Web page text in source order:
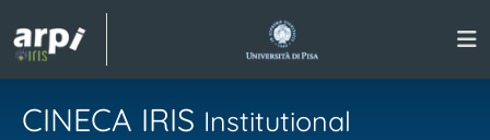
CINECA IRIS Institutional